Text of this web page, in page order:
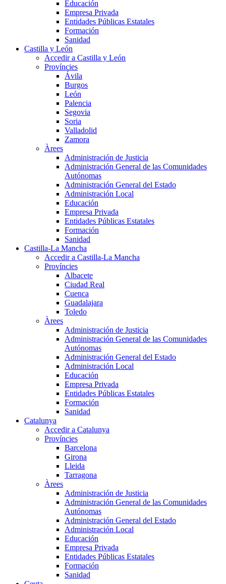
Educación
Empresa Privada
Entidades Públicas Estatales
Formación
Sanidad
Castilla y León
Accedir a Castilla y León
Províncies
Ávila
Burgos
León
Palencia
Segovia
Soria
Valladolid
Zamora
Àrees
Administración de Justicia
Administración General de las Comunidades
Autónomas
Administración General del Estado
Administración Local
Educación
Empresa Privada
Entidades Públicas Estatales
Formación
Sanidad
Castilla-La Mancha
Accedir a Castilla-La Mancha
Províncies
Albacete
Ciudad Real
Cuenca
Guadalajara
Toledo
Àrees
Administración de Justicia
Administración General de las Comunidades
Autónomas
Administración General del Estado
Administración Local
Educación
Empresa Privada
Entidades Públicas Estatales
Formación
Sanidad
Catalunya
Accedir a Catalunya
Províncies
Barcelona
Girona
Lleida
Tarragona
Àrees
Administración de Justicia
Administración General de las Comunidades
Autónomas
Administración General del Estado
Administración Local
Educación
Empresa Privada
Entidades Públicas Estatales
Formación
Sanidad